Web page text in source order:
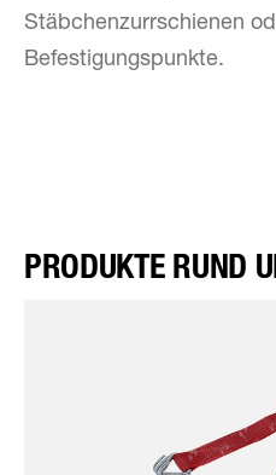
Stäbchenzurrschienen
Befestigungspunkte.
PRODUKTE RUND